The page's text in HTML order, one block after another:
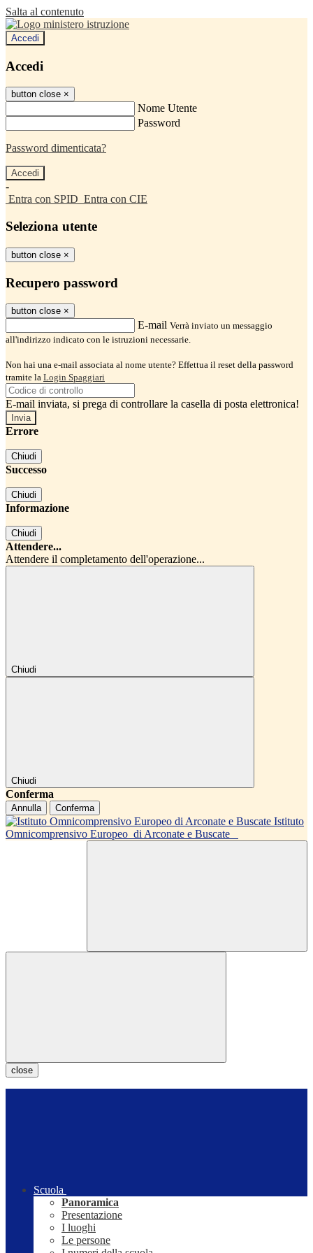
Salta al contenuto
Accedi
Accedi
button close ×
Nome Utente
Password
Password dimenticata?
-
Entra con SPID Entra con CIE
Seleziona utente
button close ×
Recupero password
button close ×
E-mail Verrà inviato un messaggio
all'indirizzo indicato con le istruzioni necessarie.
Non hai una e-mail associata al nome utente? Effettua il reset della password
tramite la Login Spaggiari
E-mail inviata, si prega di controllare la casella di posta elettronica!
Errore
Chiudi
Successo
Chiudi
Informazione
Chiudi
Attendere...
Attendere il completamento dell'operazione...
Chiudi
Chiudi
Conferma
Annulla Conferma
Istituto
Omnicomprensivo Europeo di Arconate e Buscate
close
Scuola
Panoramica
Presentazione
I luoghi
Le persone